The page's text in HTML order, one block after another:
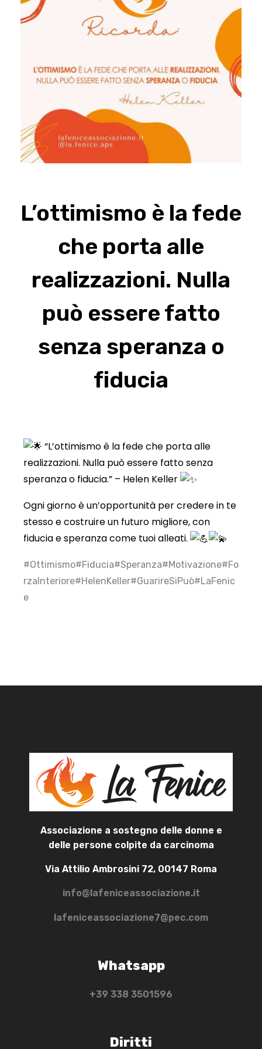
L’ottimismo è la fede
che porta alle
realizzazioni. Nulla
può essere fatto
senza speranza o
fiducia
“L’ottimismo è la fede che porta alle
realizzazioni. Nulla può essere fatto senza
speranza o fiducia.” – Helen Keller
Ogni giorno è un’opportunità per credere in te
stesso e costruire un futuro migliore, con
fiducia e speranza come tuoi alleati.
#Ottimismo#Fiducia#Speranza#Motivazione#Fo
rzaInteriore#HelenKeller#GuarireSiPuò#LaFenic
e
Associazione a sostegno delle donne e
delle persone colpite da carcinoma
Via Attilio Ambrosini 72, 00147 Roma
info@lafeniceassociazione.it
lafeniceassociazione7@pec.com
Whatsapp
+39 ‭338 3501596‬
Diritti